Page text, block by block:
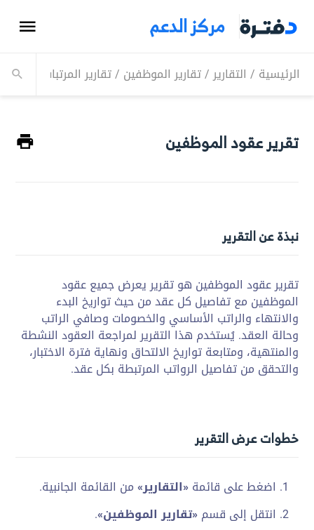
مركز الدعم
الرئيسية / التقارير/تقارير الموظفين /تقارير المرتبات
تقرير عقود الموظفين
نبذة عن التقرير
تقرير عقود الموظفين هو تقرير يعرض جميع عقود
الموظفين مع تفاصيل كل عقد من حيث تواريخ البدء
والانتهاء والراتب الأساسي والخصومات وصافي الراتب
وحالة العقد. يُستخدم هذا التقرير لمراجعة العقود النشطة
والمنتهية، ومتابعة تواريخ الالتحاق ونهاية فترة الاختبار،
والتحقق من تفاصيل الرواتب المرتبطة بكل عقد.
خطوات عرض التقرير
اضغط على قائمة «التقارير»من القائمة الجانبية.
انتقل إلى قسم «تقارير الموظفين».